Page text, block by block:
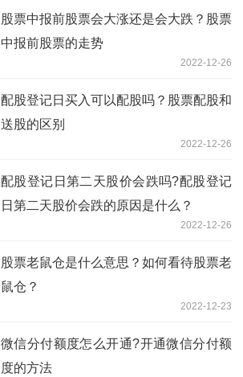
股票中报前股票会大涨还是会大跌？股票
中报前股票的走势
2022-12-26
配股登记日买入可以配股吗？股票配股和
送股的区别
2022-12-26
配股登记日第二天股价会跌吗?配股登记
日第二天股价会跌的原因是什么？
2022-12-26
股票老鼠仓是什么意思？如何看待股票老
鼠仓？
2022-12-23
微信分付额度怎么开通?开通微信分付额
度的方法